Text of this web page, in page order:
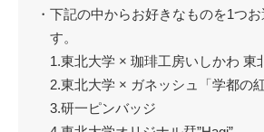
・下記の中からお好きなものを1つ
す。
1.東北大学 × 珈琲工房いしかわ 東
2.東北大学 × ガネッシュ「学都の紅
3.研一ピンバッジ